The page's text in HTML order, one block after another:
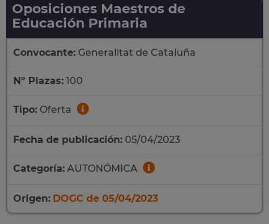
Oposiciones Maestros de
Educación Primaria
Convocante: Generalitat de Cataluña
Nº Plazas: 100
Tipo: Oferta
Fecha de publicación: 05/04/2023
Categoría: AUTONÓMICA
Origen: DOGC de 05/04/2023